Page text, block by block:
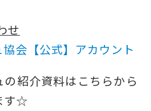
せ
会【公式】アカウント
紹介資料はこちらから
す☆